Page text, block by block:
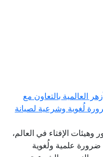
العالمية بالتعاون مع
لُغوية وشرعية لصيانة
وهيئات الإفتاء في العالم،
ضرورة علمية ولُغوية